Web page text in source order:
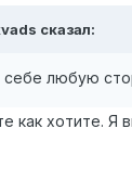
сказал:
любую
как хотите. Я